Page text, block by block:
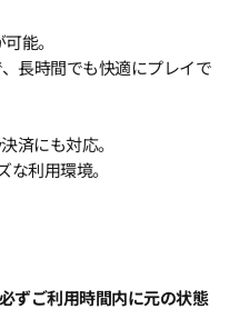
能。
長時間でも快適にプレイで
済にも対応。
な利用環境。
ずご利用時間内に元の状態